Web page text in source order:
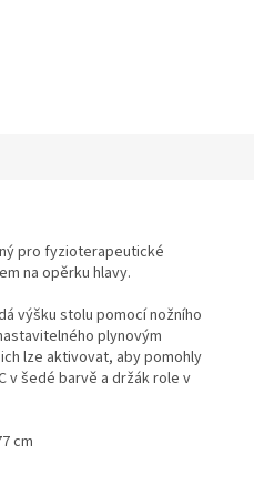
pro fyzioterapeutické
na opěrku hlavy.
výšku stolu pomocí nožního
plynovým
lze aktivovat, aby pomohly
v šedé barvě a držák role v
cm